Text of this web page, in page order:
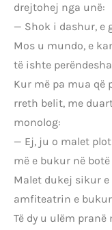
drejtohej nga unë:
— Shok i dashur, e
Mos u mundo, e
të ishte
Kur më pa mua që
rreth belit, me
monolog:
— Ej, ju o malet
më e bukur në
Malet dukej sikur
amfiteatrin e
Të dy u ulëm